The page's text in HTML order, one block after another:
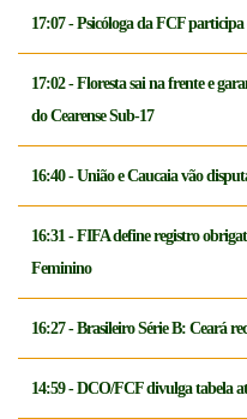
17:07 - Psicóloga da FCF
17:02 - Floresta sai na frente e
do Cearense Sub-17
16:40 - União e Caucaia vão
16:31 - FIFA define registro
Feminino
16:27 - Brasileiro Série B: Ceará
14:59 - DCO/FCF divulga tabela